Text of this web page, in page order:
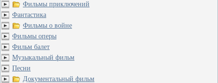
Фильмы приключений
Фантастика
Фильмы о войне
Фильмы оперы
Фильм балет
Музыкальный фильм
Песни
Документальный фильм